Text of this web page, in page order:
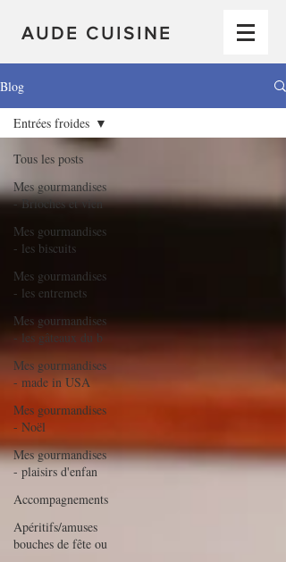
AUDE CUISINE
Blog
Tous les posts
Mes gourmandises
- Brioches et vien
Mes gourmandises
- les biscuits
Mes gourmandises
- les entremets
Mes gourmandises
- les gâteaux du b
Mes gourmandises
- made in USA
Mes gourmandises
- Noël
Mes gourmandises
- plaisirs d'enfan
Accompagnements
Apéritifs/amuses
bouches de fête ou
Entrées froides